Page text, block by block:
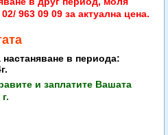
963 09 09 за актуална цена.
в периода:
и заплатите Вашата